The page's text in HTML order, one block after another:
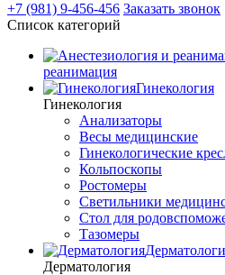
+7 (981) 9-456-456 Заказать звонок
Список категорий
реанимация
Гинекология
Гинекология
Анализаторы
Весы медицинские
Гинекологические
Кольпоскопы
Ростомеры
Светильники
Стол для
Тазомеры
Дерматология